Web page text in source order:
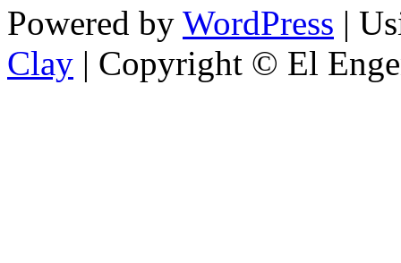
Powered by WordPress |
Clay | Copyright © El